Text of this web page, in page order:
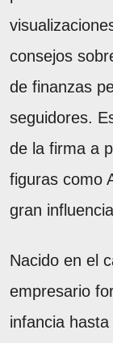
consejos
de finanzas
seguidores.
de la firma a
figuras como
gran
Nacido en el
empresario
infancia